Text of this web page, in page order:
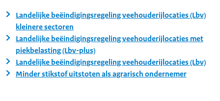
Landelijke beëindigingsregeling veehouderijlocaties (Lbv)
kleinere sectoren
Landelijke beëindigingsregeling veehouderijlocaties met
piekbelasting (Lbv-plus)
Landelijke beëindigingsregeling veehouderijlocaties (Lbv)
Minder stikstof uitstoten als agrarisch ondernemer